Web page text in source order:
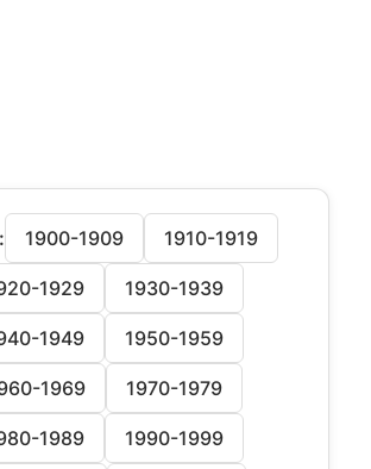
1900-1909 1910-1919
1929 1930-1939
1949 1950-1959
1969 1970-1979
1989 1990-1999